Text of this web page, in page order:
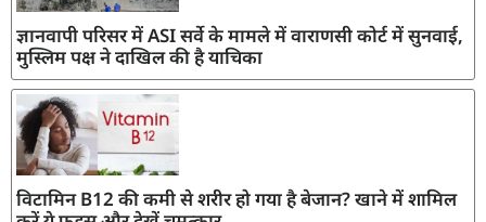
ज्ञानवापी परिसर में ASI सर्वे के मामले में वाराणसी कोर्ट में सुनवाई,
मुस्लिम पक्ष ने दाखिल की है याचिका
विटामिन B12 की कमी से शरीर हो गया है बेजान? खाने में शामिल